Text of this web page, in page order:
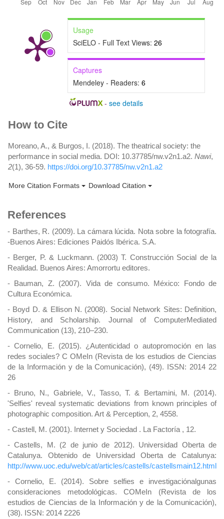
Usage
SciELO - Full Text Views: 26
Captures
Mendeley - Readers: 6
- see details
Article
Details
How to Cite
Moreano, A., & Burgos, I. (2018). The theatrical society: the
performance in social media. DOI: 10.37785/nw.v2n1.a2. Nawi,
2(1), 36-59. https://doi.org/10.37785/nw.v2n1.a2
More Citation Formats Download Citation
References
- Barthes, R. (2009). La cámara lúcida. Nota sobre la fotografía.
-Buenos Aires: Ediciones Paidós Ibérica. S.A.
- Berger, P. & Luckmann. (2003) T. Construcción Social de la
Realidad. Buenos Aires: Amorrortu editores.
- Bauman, Z. (2007). Vida de consumo. México: Fondo de
Cultura Económica.
- Boyd D. & Ellison N. (2008). Social Network Sites: Definition,
History, and Scholarship. Journal of ComputerMediated
Communication (13), 210–230.
- Cornelio, E. (2015). ¿Autenticidad o autopromoción en las
redes sociales? C OMeIn (Revista de los estudios de Ciencias
de la Información y de la Comunicación), (49). ISSN: 2014 22
26
- Bruno, N., Gabriele, V., Tasso, T. & Bertamini, M. (2014).
'Selfies' reveal systematic deviations from known principles of
photographic composition. Art & Perception, 2, 4558.
- Castell, M. (2001). Internet y Sociedad . La Factoría , 12.
- Castells, M. (2 de junio de 2012). Universidad Oberta de
Catalunya. Obtenido de Universidad Oberta de Catalunya:
http://www.uoc.edu/web/cat/articles/castells/castellsmain12.html
- Cornelio, E. (2014). Sobre selfies e investigaciónalgunas
consideraciones metodológicas. COMeIn (Revista de los
estudios de Ciencias de la Información y de la Comunicación),
(38). ISSN: 2014 2226